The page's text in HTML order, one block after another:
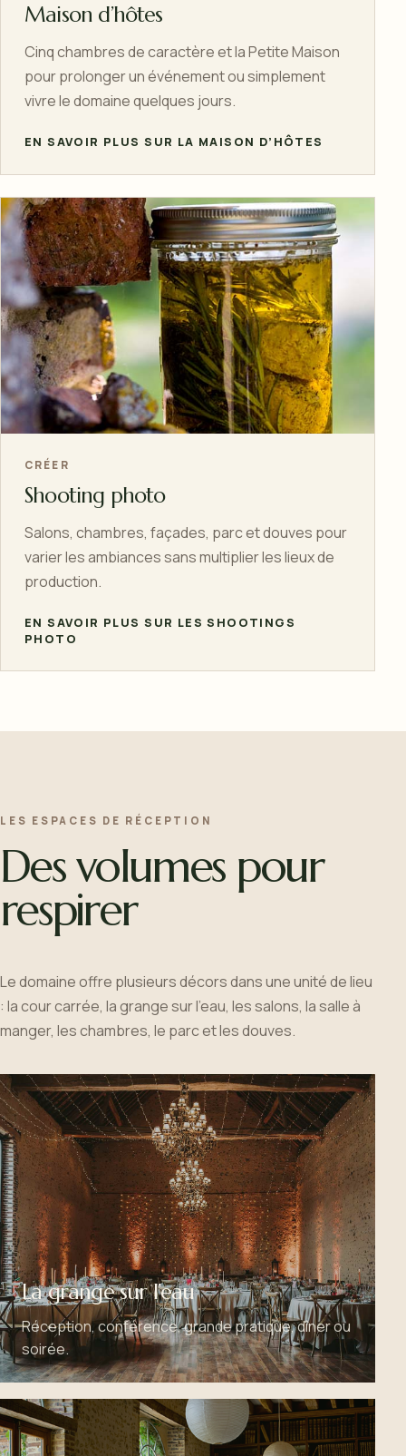
Maison d’hôtes
Cinq chambres de caractère et la Petite Maison
pour prolonger un événement ou simplement
vivre le domaine quelques jours.
EN SAVOIR PLUS SUR LA MAISON D’HÔTES
CRÉER
Shooting photo
Salons, chambres, façades, parc et douves pour
varier les ambiances sans multiplier les lieux de
production.
EN SAVOIR PLUS SUR LES SHOOTINGS
PHOTO
LES ESPACES DE RÉCEPTION
Des volumes pour
respirer
Le domaine offre plusieurs décors dans une unité de lieu
: la cour carrée, la grange sur l’eau, les salons, la salle à
manger, les chambres, le parc et les douves.
La grange sur l’eau
Réception, conférence, grande pratique, dîner ou
soirée.